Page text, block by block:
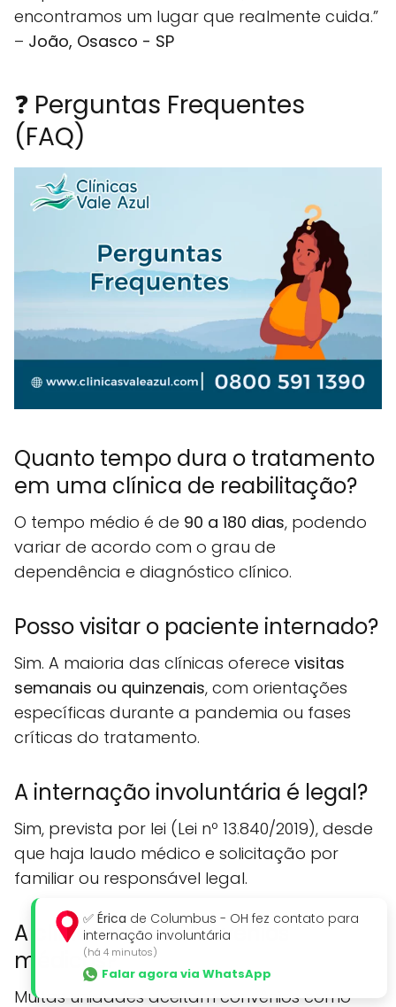
encontramos um lugar que realmente cuida.”
– João, Osasco - SP
❓ Perguntas Frequentes
(FAQ)
Quanto tempo dura o tratamento
em uma clínica de reabilitação?
O tempo médio é de 90 a 180 dias, podendo
variar de acordo com o grau de
dependência e diagnóstico clínico.
Posso visitar o paciente internado?
Sim. A maioria das clínicas oferece visitas
semanais ou quinzenais, com orientações
específicas durante a pandemia ou fases
críticas do tratamento.
A internação involuntária é legal?
Sim, prevista por lei (Lei nº 13.840/2019), desde
que haja laudo médico e solicitação por
familiar ou responsável legal.
A clínica aceita convênios
médicos?
Muitas unidades aceitam convênios como
✅ Érica de Columbus - OH fez contato para
internação involuntária
(há 4 minutos)
Falar agora via WhatsApp